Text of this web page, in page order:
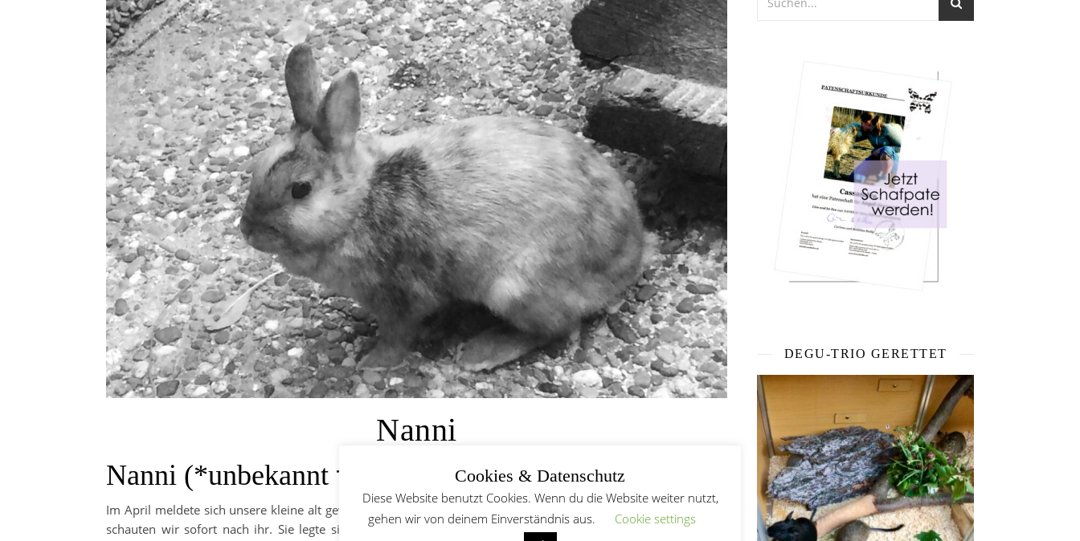
Nanni
Nanni (*unbekannt †28.04.2020)
Im April meldete sich unsere kleine alt gewordene
morgens mit einem kurzen, hellen Fiepen. Natürlich
schauten wir sofort nach ihr. Sie legte sich ab und wir nahmen sie auf den Arm. Kurz darauf schloss sie in
DEGU-TRIO GERETTET
Cookies & Datenschutz
Diese Website benutzt Cookies. Wenn du die Website weiter nutzt,
gehen wir von deinem Einverständnis aus.
Cookie settings